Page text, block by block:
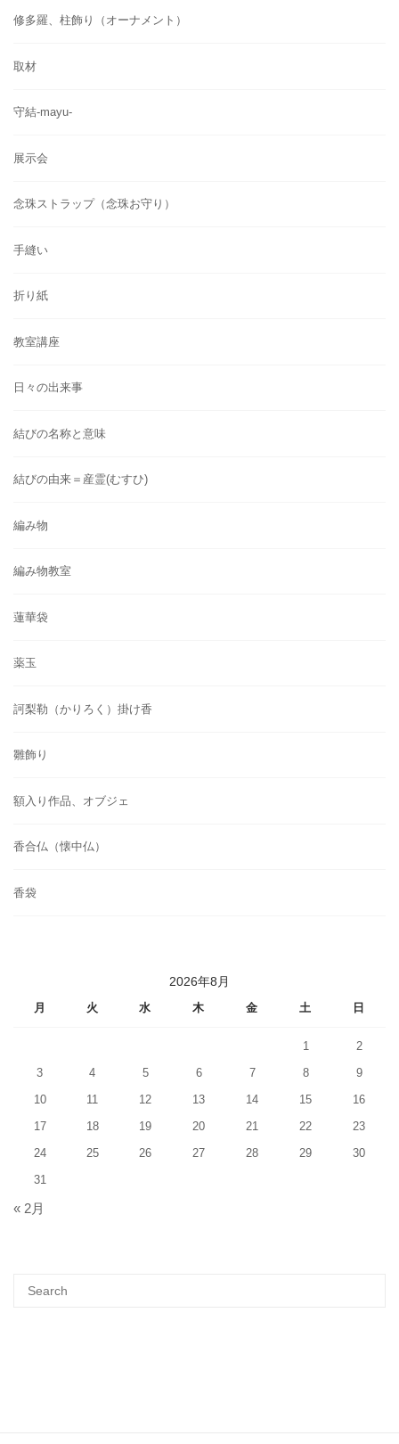
修多羅、柱飾り（オーナメント）
取材
守結-mayu-
展示会
念珠ストラップ（念珠お守り）
手縫い
折り紙
教室講座
日々の出来事
結びの名称と意味
結びの由来＝産霊(むすひ)
編み物
編み物教室
蓮華袋
薬玉
訶梨勒（かりろく）掛け香
雛飾り
額入り作品、オブジェ
香合仏（懐中仏）
香袋
2026年8月
月 火 水 木 金 土 日
1
2
3
4 5 6 7 8
9
10
11 12 13 14 15
16
17
18 19 20 21 22
23
24
25 26 27 28 29
30
31
« 2月